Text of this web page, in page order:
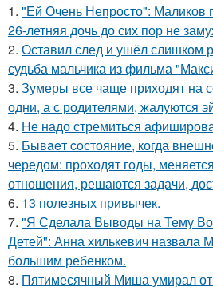
1. "Ей Очень Непросто": Маликов
26-летняя дочь до сих пор не
2. Оставил след и ушёл слишком
судьба мальчика из фильма
3. Зумеры все чаще приходят на
одни, а с родителями, жалуются
4. Hе надо стремиться
5. Бывaeт coстояние, когда
чередом: проходят годы,
отношения, решаются задачи,
6. 13 полезных привычек.
7. "Я Сделала Выводы на Тему
Детей": Анна хилькевич назвала
большим ребенком.
8. Пятимесячный Миша умирал от